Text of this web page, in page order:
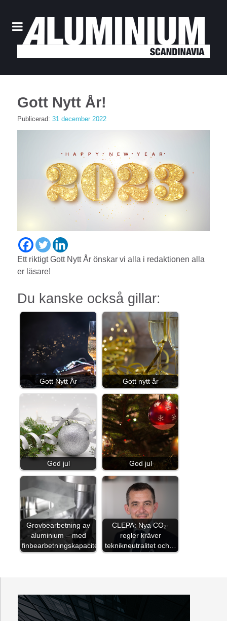
Gott Nytt År!
Publicerad: 31 december 2022
Ett riktigt Gott Nytt År önskar vi alla i redaktionen alla
er läsare!
Du kanske också gillar:
Gott Nytt År Gott nytt år
God jul God jul
Grovbearbetning av
aluminium – med
finbearbetningskapacitet
CLEPA: Nya CO₂-
regler kräver
teknikneutralitet och…